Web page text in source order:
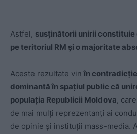
Astfel, susținătorii unirii
pe teritoriul RM și o majoritate
Aceste rezultate vinîn
dominantă în spațiul public că
populația Republicii Moldova,
de mai mulți reprezentanți ai
de opinie și instituții mass-media.